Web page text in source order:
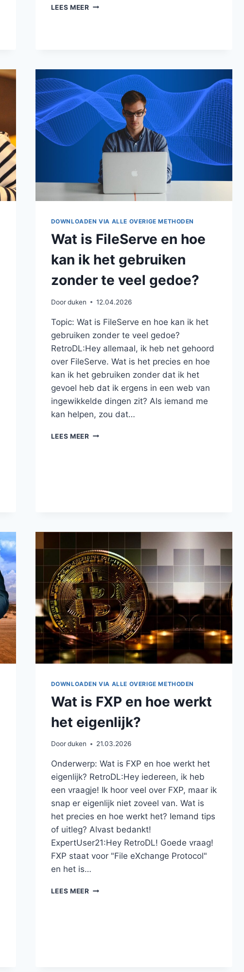
LEES MEERHOE
TRACKER
ME
VOLGT?
DOWNLOADEN VIA ALLE OVERIGE METHODEN
Wat is FileServe en hoe
kan ik het gebruiken
zonder te veel gedoe?
Door duken 12.04.2026
Topic: Wat is FileServe en hoe kan ik het
gebruiken zonder te veel gedoe?
RetroDL:Hey allemaal, ik heb net gehoord
over FileServe. Wat is het precies en hoe
kan ik het gebruiken zonder dat ik het
gevoel heb dat ik ergens in een web van
ingewikkelde dingen zit? Als iemand me
kan helpen, zou dat…
LEES MEERWAT
GEDOE?
DOWNLOADEN VIA ALLE OVERIGE METHODEN
Wat is FXP en hoe werkt
het eigenlijk?
Door duken 21.03.2026
Onderwerp: Wat is FXP en hoe werkt het
eigenlijk? RetroDL:Hey iedereen, ik heb
een vraagje! Ik hoor veel over FXP, maar ik
snap er eigenlijk niet zoveel van. Wat is
het precies en hoe werkt het? Iemand tips
of uitleg? Alvast bedankt!
ExpertUser21:Hey RetroDL! Goede vraag!
FXP staat voor "File eXchange Protocol"
en het is…
LEES MEERWAT